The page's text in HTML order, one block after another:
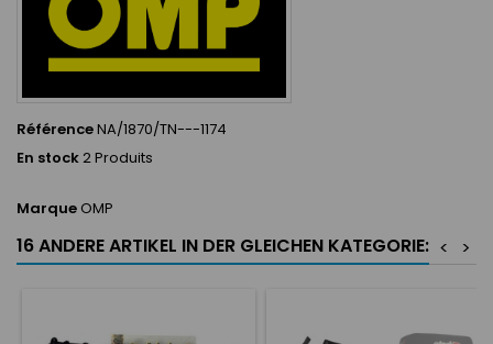
RéférenceNA/1870/TN---1174
En stock2 Produits
MarqueOMP
16 ANDERE ARTIKEL IN DER GLEICHEN KATEGORIE: >
<